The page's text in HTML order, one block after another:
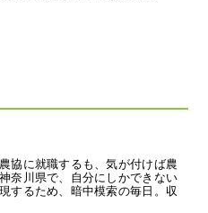
協に就職するも、気が付けば農
奈川県で、自分にしかできない
するため、暗中模索の毎日。収